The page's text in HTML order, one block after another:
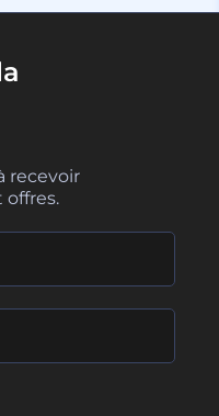
recevoir
offres.